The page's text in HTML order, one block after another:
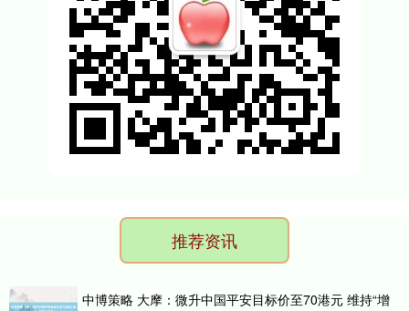
推荐资讯
中博策略 大摩：微升中国平安目标价至70港元 维持“增